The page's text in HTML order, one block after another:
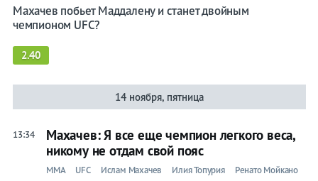
Махачев побьет Маддалену и станет двойным
чемпионом UFC?
2.40
14 ноября, пятница
13:34
Махачев: Я все еще чемпион легкого веса,
никому не отдам свой пояс
ММА UFC Ислам Махачев Илия Топурия Ренато Мойкано